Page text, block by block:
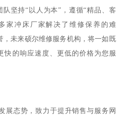
坚持“以人为本”，遵循“精品、客
家冲床厂家解决了维修保养的难
未来硕尔维修服务机构，将一如既
快的响应速度、更低的价格为您服
态势，致力于提升销售与服务网